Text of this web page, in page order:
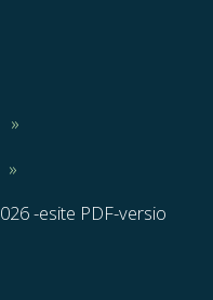
-esite PDF-versio